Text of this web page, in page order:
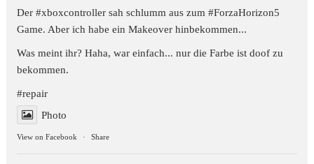
Der #xboxcontroller sah schlumm aus zum#ForzaHorizon5
Game. Aber ich habe ein Makeover hinbekommen...
Was meint ihr? Haha, war einfach... nur die Farbe ist doof zu
bekommen.
#repair
Photo
View on Facebook · Share